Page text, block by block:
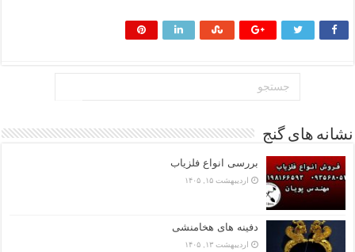
نشانه های گنج
بررسی انواع فلزیاب
اردیبهشت ۱۵, ۱۴۰۵
دفینه های هخامنشی
اردیبهشت ۱۳, ۱۴۰۵